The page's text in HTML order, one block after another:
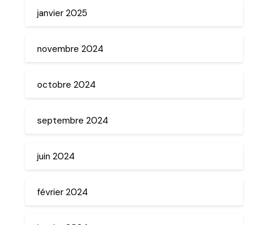
janvier 2025
novembre 2024
octobre 2024
septembre 2024
juin 2024
février 2024